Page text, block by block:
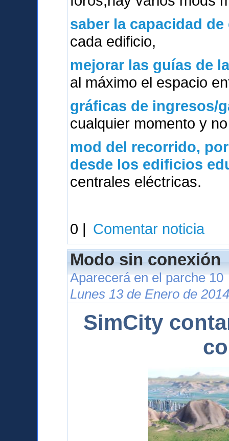
saber la capacidad de
cada edificio,
mejorar las guías de
al máximo el espacio
gráficas de ingresos/
cualquier momento y
mod del recorrido,
desde los edificios
centrales eléctricas.
0 | Comentar noticia
Modo sin conexión
Aparecerá en el parche 10
Lunes 13 de Enero de
SimCity